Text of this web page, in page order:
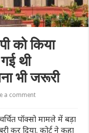
को किया
थी
भी जरूरी
a comment
पॉक्सो मामले में बड़ा
कर दिया. कोर्ट ने कहा